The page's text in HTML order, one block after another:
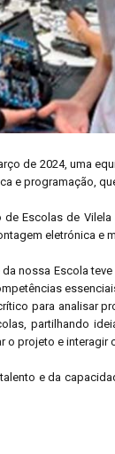
de 2024, uma
e programação,
Escolas de
eletrónica e
nossa Escola
para analisar
partilhando
o projeto e interagir
e da